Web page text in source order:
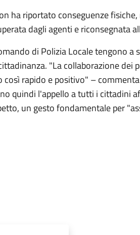
ha riportato conseguenze
dagli agenti e riconsegnata
di Polizia Locale tengono
"La collaborazione dei
rapido e positivo" – commenta
quindi l'appello a tutti i cittadini
un gesto fondamentale per